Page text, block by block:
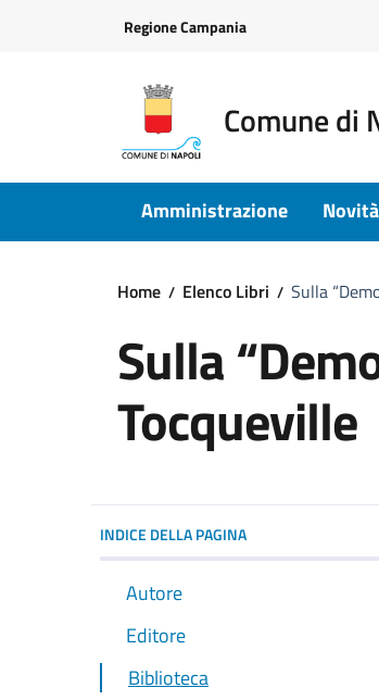
Regione Campania
Comune di
Amministrazione Novità
Home Elenco Libri Sulla
Sulla
Tocqueville
INDICE DELLA PAGINA
Autore
Editore
Biblioteca